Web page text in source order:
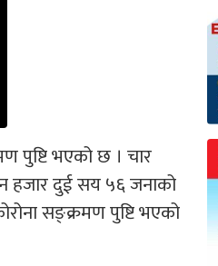
पुष्टि भएको छ । चार
हजार दुई सय ५६ जनाको
सङ्क्रमण पुष्टि भएको